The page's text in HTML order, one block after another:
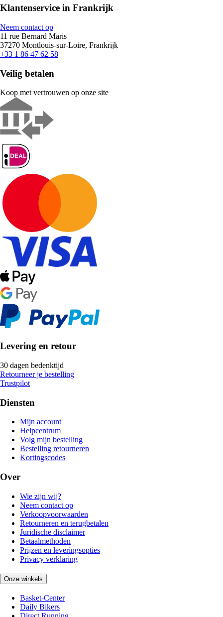
Klantenservice in Frankrijk
Neem contact op
11 rue Bernard Maris
37270 Montlouis-sur-Loire, Frankrijk
+33 1 86 47 62 58
Veilig betalen
Koop met vertrouwen op onze site
Levering en retour
30 dagen bedenktijd
Retourneer je bestelling
Trustpilot
Diensten
Mijn account
Helpcentrum
Volg mijn bestelling
Bestelling retourneren
Kortingscodes
Over
Wie zijn wij?
Neem contact op
Verkoopvoorwaarden
Retourneren en terugbetalen
Juridische disclaimer
Betaalmethoden
Prijzen en leveringsopties
Privacy verklaring
Onze winkels
Basket-Center
Daily Bikers